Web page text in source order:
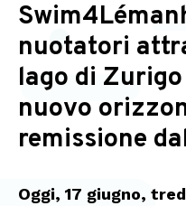
nuotatori
lago di
nuovo
remissione
Oggi, 17 giugno,